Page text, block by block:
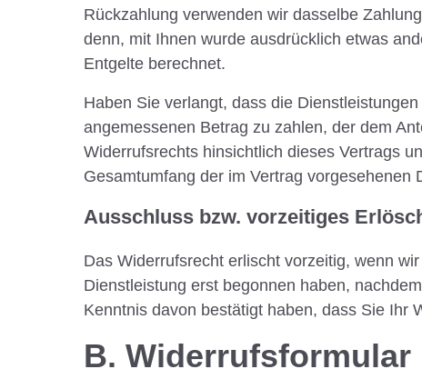
Rückzahlung verwenden wir dasselbe
denn, mit Ihnen wurde ausdrücklich etwas
Entgelte berechnet.
Haben Sie verlangt, dass die
angemessenen Betrag zu zahlen, der dem
Widerrufsrechts hinsichtlich dieses Vertrags
Gesamtumfang der im Vertrag vorgesehenen
Ausschluss bzw. vorzeitiges
Das Widerrufsrecht erlischt vorzeitig, wenn
Dienstleistung erst begonnen haben,
Kenntnis davon bestätigt haben, dass Sie Ihr
B. Widerrufsformular